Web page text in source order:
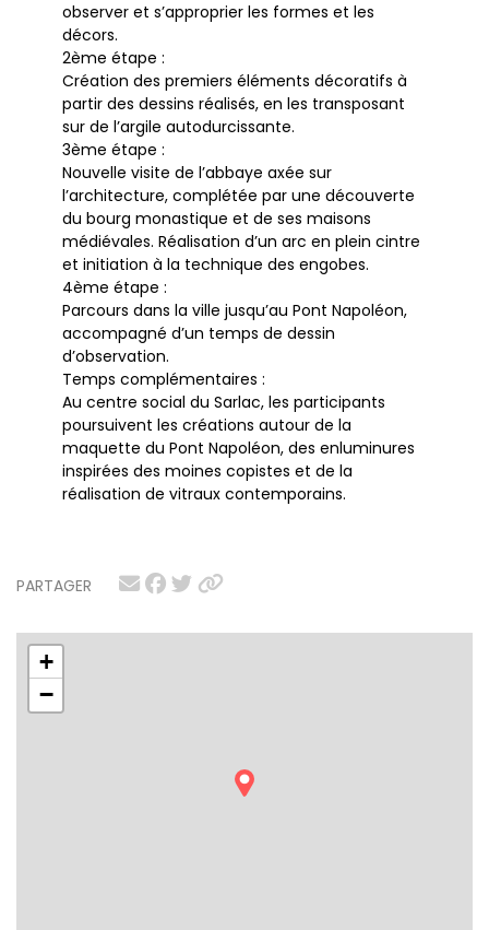
PARTAGER
+
−
observer et s’approprier les formes et les
décors.
2ème étape :
Création des premiers éléments décoratifs à
partir des dessins réalisés, en les transposant
sur de l’argile autodurcissante.
3ème étape :
Nouvelle visite de l’abbaye axée sur
l’architecture, complétée par une découverte
du bourg monastique et de ses maisons
médiévales. Réalisation d’un arc en plein cintre
et initiation à la technique des engobes.
4ème étape :
Parcours dans la ville jusqu’au Pont Napoléon,
accompagné d’un temps de dessin
d’observation.
Temps complémentaires :
Au centre social du Sarlac, les participants
poursuivent les créations autour de la
maquette du Pont Napoléon, des enluminures
inspirées des moines copistes et de la
réalisation de vitraux contemporains.